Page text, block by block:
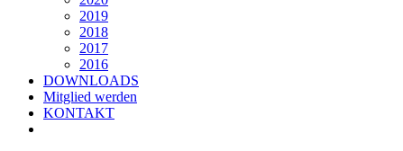
2019
2018
2017
2016
DOWNLOADS
Mitglied werden
KONTAKT